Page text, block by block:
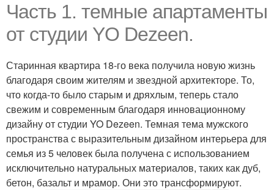
Часть 1. темные апартаменты
от студии YO Dezeen.
Старинная квартира 18-го века получила новую жизнь
благодаря своим жителям и звездной архитекторе. То,
что когда-то было старым и дряхлым, теперь стало
свежим и современным благодаря инновационному
дизайну от студии YO Dezeen. Темная тема мужского
пространства с выразительным дизайном интерьера для
семья из 5 человек была получена с использованием
исключительно натуральных материалов, таких как дуб,
бетон, базальт и мрамор. Они это трансформируют.